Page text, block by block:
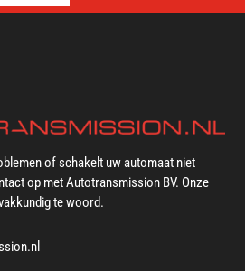
of schakelt uw automaat niet
op met Autotransmission BV. Onze
te woord.